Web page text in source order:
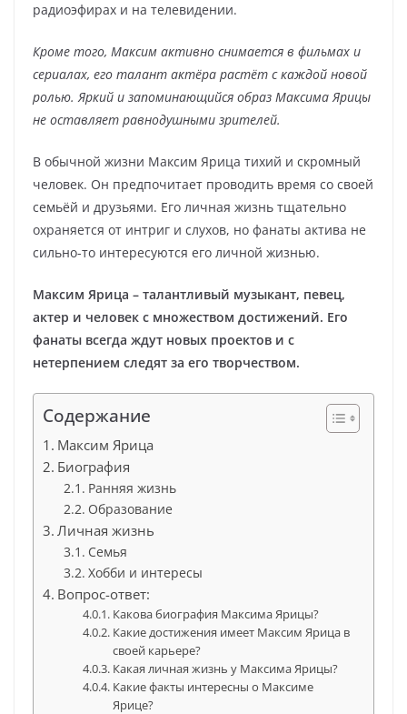
радиоэфирах и на телевидении.
Кроме того, Максим активно снимается в фильмах и
сериалах, его талант актёра растёт с каждой новой
ролью. Яркий и запоминающийся образ Максима Ярицы
не оставляет равнодушными зрителей.
В обычной жизни Максим Ярица тихий и скромный
человек. Он предпочитает проводить время со своей
семьёй и друзьями. Его личная жизнь тщательно
охраняется от интриг и слухов, но фанаты актива не
сильно-то интересуются его личной жизнью.
Максим Ярица – талантливый музыкант, певец,
актер и человек с множеством достижений. Его
фанаты всегда ждут новых проектов и с
нетерпением следят за его творчеством.
Содержание
Максим Ярица
Биография
Ранняя жизнь
Образование
Личная жизнь
Семья
Хобби и интересы
Вопрос-ответ:
Какова биография Максима Ярицы?
Какие достижения имеет Максим Ярица в
своей карьере?
Какая личная жизнь у Максима Ярицы?
Какие факты интересны о Максиме
Ярице?